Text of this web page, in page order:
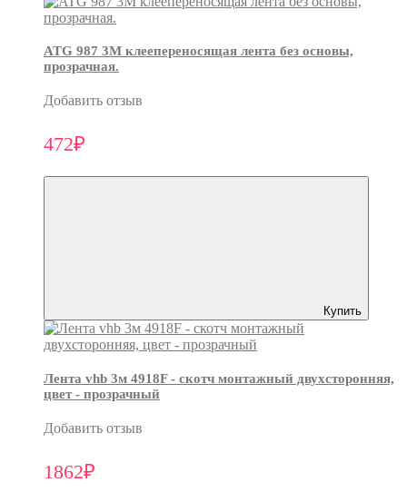
ATG 987 3М клеепереносящая лента без основы,
прозрачная.
Добавить отзыв
472₽
Купить
Лента vhb 3м 4918F - скотч монтажный двухсторонняя,
цвет - прозрачный
Добавить отзыв
1862₽